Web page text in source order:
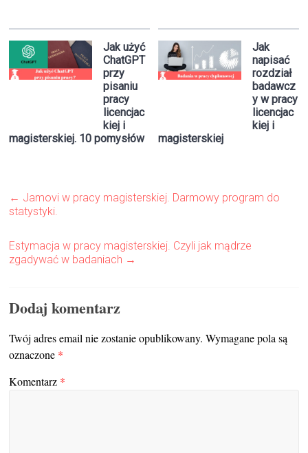
Jak użyć
ChatGPT
przy
pisaniu
pracy
licencjac
kiej i
magisterskiej. 10 pomysłów
Jak
napisać
rozdział
badawcz
y w pracy
licencjac
kiej i
magisterskiej
← Jamovi w pracy magisterskiej. Darmowy program do
statystyki.
Estymacja w pracy magisterskiej. Czyli jak mądrze
zgadywać w badaniach →
Dodaj komentarz
Twój adres email nie zostanie opublikowany. Wymagane pola są
oznaczone *
Komentarz *